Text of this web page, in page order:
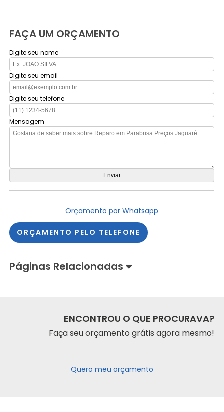
FAÇA UM ORÇAMENTO
Digite seu nome
Digite seu email
Digite seu telefone
Mensagem
Orçamento por Whatsapp
ORÇAMENTO PELO TELEFONE
Páginas Relacionadas
ENCONTROU O QUE PROCURAVA?
Faça seu orçamento grátis agora mesmo!
Quero meu orçamento